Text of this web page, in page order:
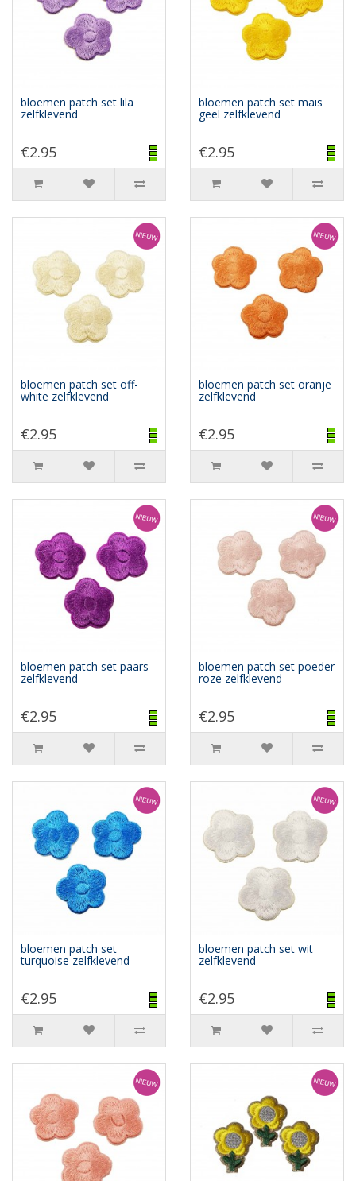
bloemen patch set lila
zelfklevend
€2.95
bloemen patch set mais
geel zelfklevend
€2.95
bloemen patch set off-
white zelfklevend
€2.95
bloemen patch set oranje
zelfklevend
€2.95
bloemen patch set paars
zelfklevend
€2.95
bloemen patch set poeder
roze zelfklevend
€2.95
bloemen patch set
turquoise zelfklevend
€2.95
bloemen patch set wit
zelfklevend
€2.95